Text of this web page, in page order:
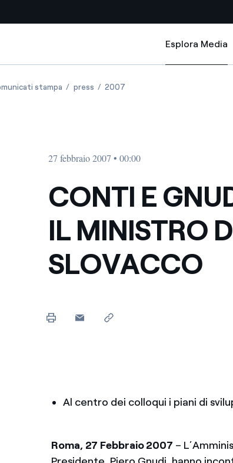
Produciamo energia pulita da fonti rinnovabili
Massimizziamo la creazione di valore grazie al
rapporto con i nostri fornitori
energia pulita
Il canale dove segnalare violazioni delle nostre
Esplora Media
Esplora Media
INCONTRANO IL MINISTRO DELL ECONOMIA SLOVACCO
stampa CONTI E GNUDI INCONTRANO IL MINISTRO
pressCONTI E GNUDI INCONTRANO IL
2007
27 febbraio 2007 • 00:00
CONTI E
IL MINISTRO
SLOVACCO
Al centro dei colloqui i piani di
Roma, 27 Febbraio 2007 –